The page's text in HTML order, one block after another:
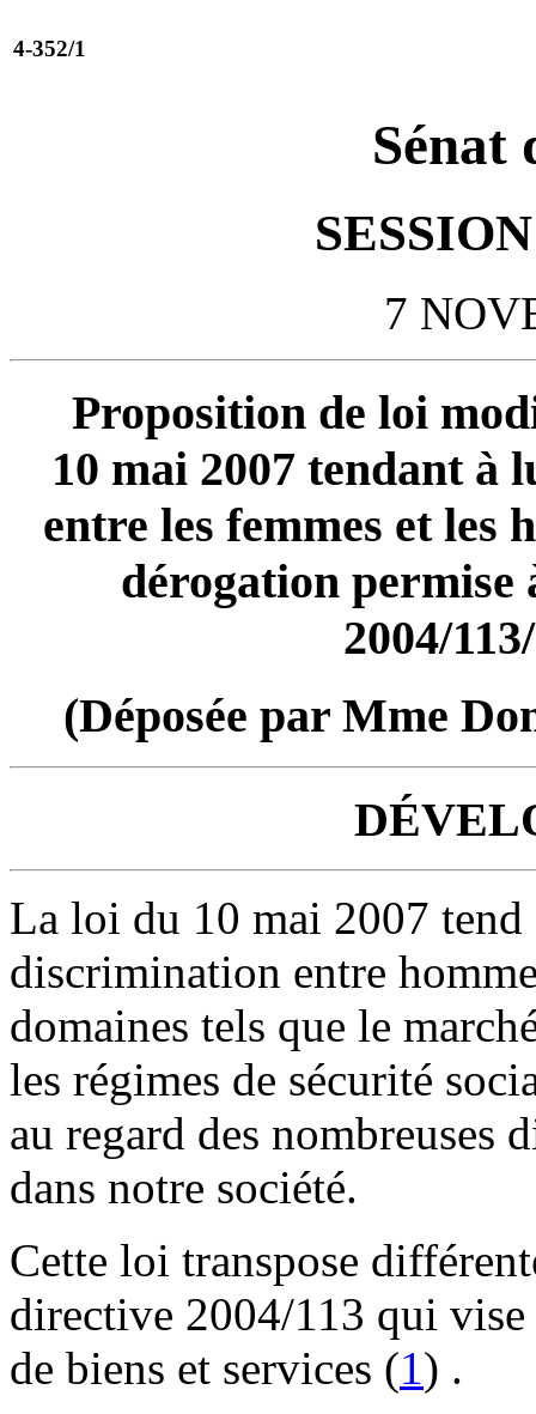
4-352/1
Sénat
7
Proposition de loi
10 mai 2007 tendant
entre les femmes et les
dérogation
2004/
(Déposée par Mme
La loi du 10 mai 2007
discrimination entre
domaines tels que le
les régimes de sécurité
au regard des nombreuses
dans notre société.
Cette loi transpose
directive 2004/113 qui
de biens et services (1) .